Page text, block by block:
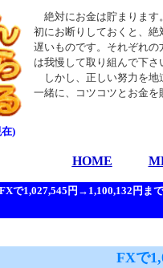
)
絶対にお金は貯まります
初にお断りしておくと、絶
遅いものです。それぞれ
は我慢して取り組んで下さ
しかし、正しい努力を地
一緒に、コツコツとお金を
HOME
で1,027,545円→1,100,132円ま
FXで